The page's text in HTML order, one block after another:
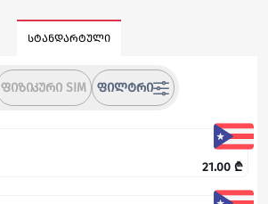
სტანდარტული
ᲤᲘᲖᲘᲙᲣᲠᲘ SIM ᲤᲘᲚᲢᲠᲘ
21.00 ₾